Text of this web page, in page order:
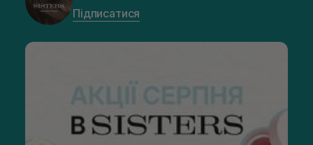
Підписатися